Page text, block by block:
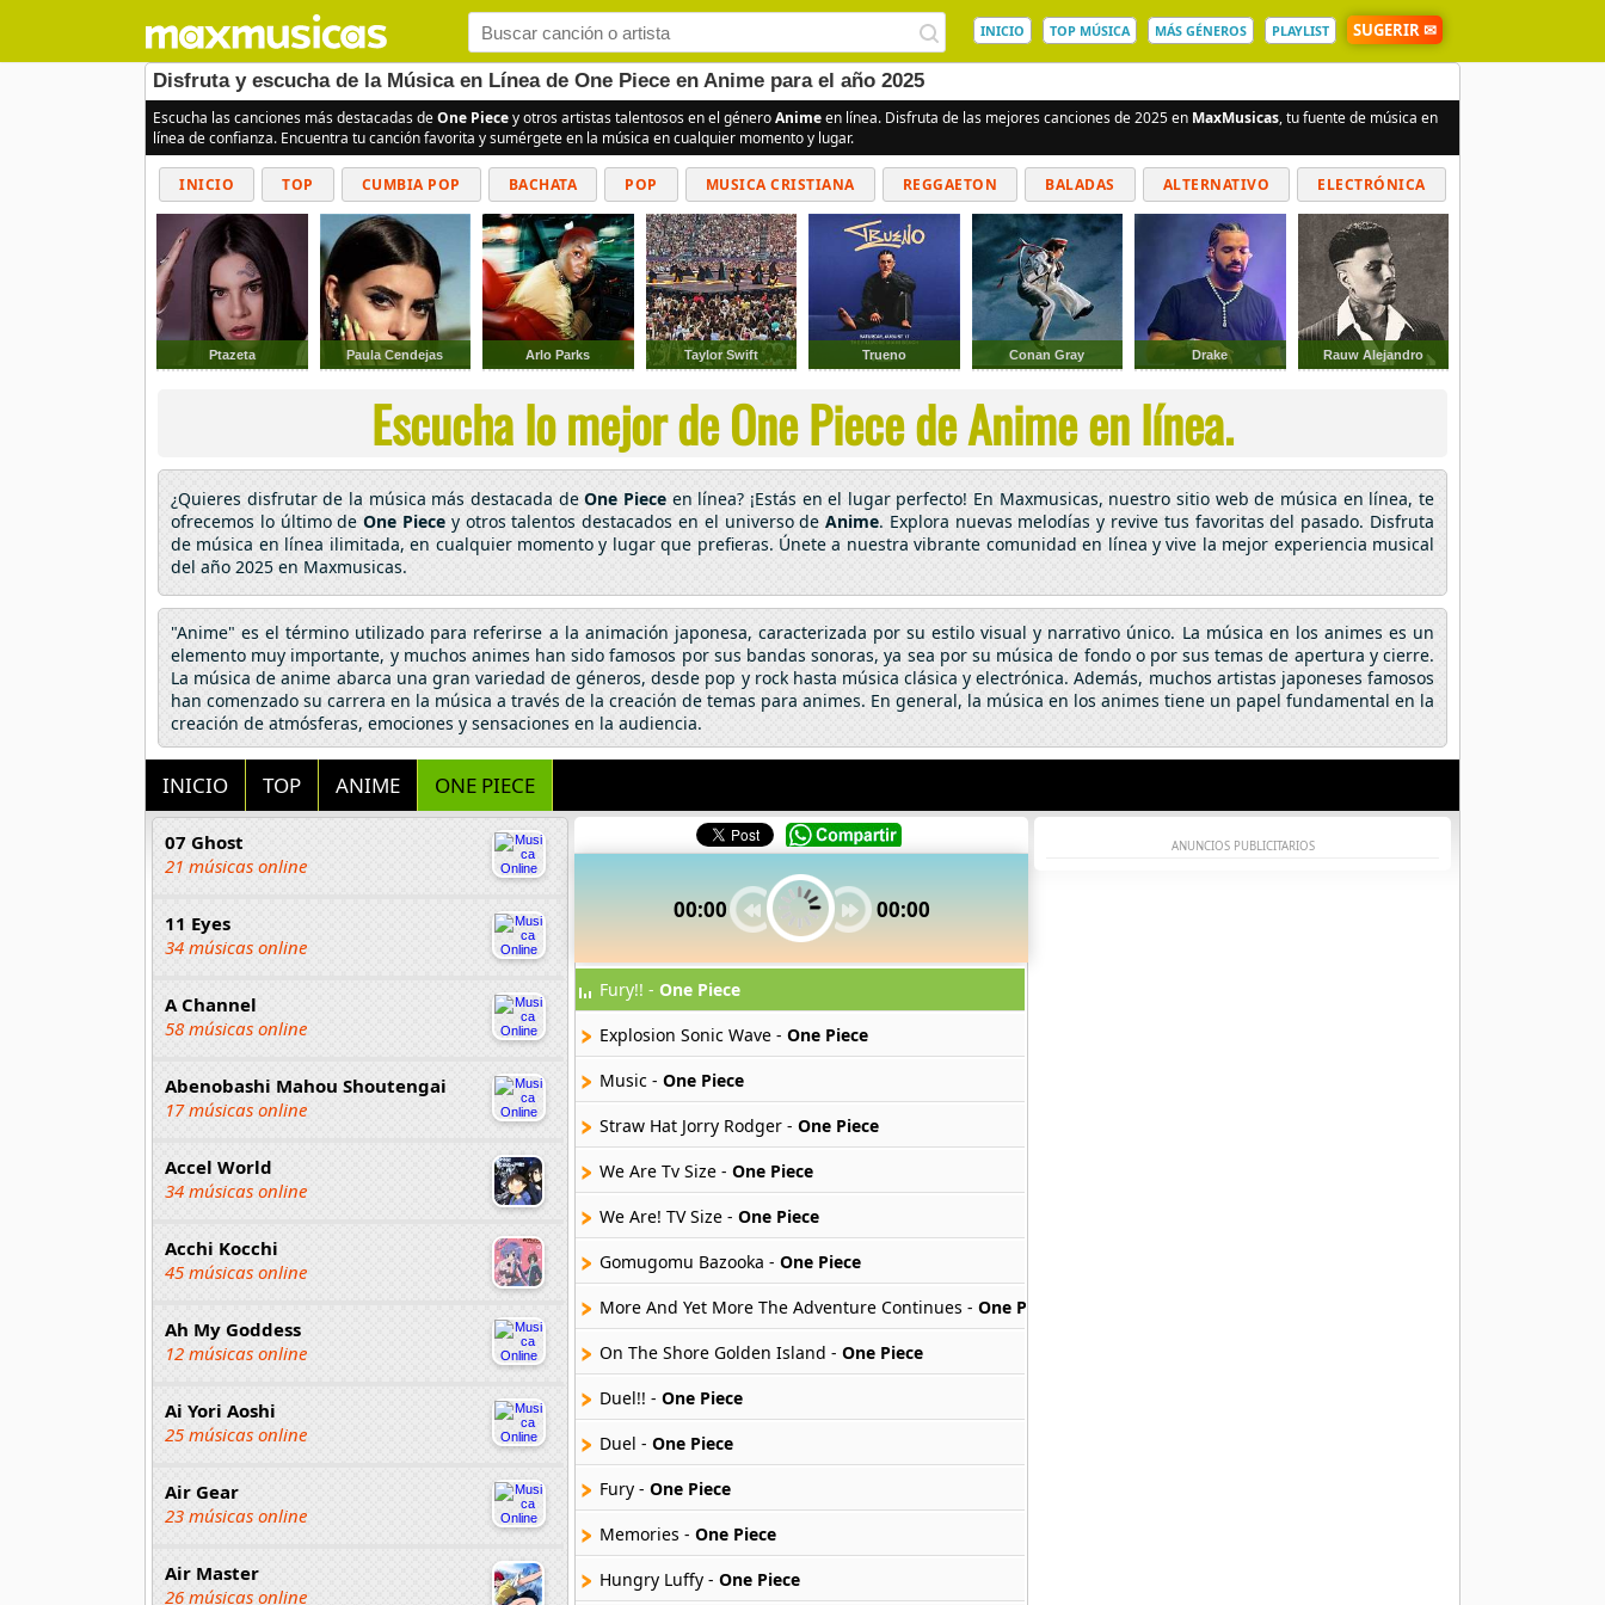
INICIO TOP MÚSICA MÁS GÉNEROS PLAYLIST SUGERIR ✉
Disfruta y escucha de la Música en Línea de One Piece en Anime para el año 2025
Escucha las canciones más destacadas deOne Piecey otros artistas talentosos en el géneroAnimeen línea. Disfruta de las mejores canciones de 2025 en MaxMusicas, tu fuente de música en
línea de confianza. Encuentra tu canción favorita y sumérgete en la música en cualquier momento y lugar.
INICIO TOP CUMBIA POP BACHATA POP MUSICA CRISTIANA REGGAETON BALADAS ALTERNATIVO ELECTRÓNICA
CUMBIAS
Ptazeta Paula Cendejas Arlo Parks Taylor Swift Trueno Conan Gray Drake Rauw Alejandro
Escucha lo mejor de One Piece de Anime en línea.
¿Quieres disfrutar de la música más destacada deOne Pieceen línea? ¡Estás en el lugar perfecto! En Maxmusicas, nuestro sitio web de música en línea, te
ofrecemos lo último deOne Piecey otros talentos destacados en el universo deAnime. Explora nuevas melodías y revive tus favoritas del pasado. Disfruta
de música en línea ilimitada, en cualquier momento y lugar que prefieras. Únete a nuestra vibrante comunidad en línea y vive la mejor experiencia musical
del año 2025 en Maxmusicas.
"Anime" es el término utilizado para referirse a la animación japonesa, caracterizada por su estilo visual y narrativo único. La música en los animes es un
elemento muy importante, y muchos animes han sido famosos por sus bandas sonoras, ya sea por su música de fondo o por sus temas de apertura y cierre.
La música de anime abarca una gran variedad de géneros, desde pop y rock hasta música clásica y electrónica. Además, muchos artistas japoneses famosos
han comenzado su carrera en la música a través de la creación de temas para animes. En general, la música en los animes tiene un papel fundamental en la
creación de atmósferas, emociones y sensaciones en la audiencia.
INICIO TOP ANIME ONE PIECE
07 Ghost
21 músicas online
11 Eyes
34 músicas online
A Channel
58 músicas online
Abenobashi Mahou Shoutengai
17 músicas online
Accel World
34 músicas online
Acchi Kocchi
45 músicas online
Ah My Goddess
12 músicas online
Ai Yori Aoshi
25 músicas online
Air Gear
23 músicas online
Air Master
26 músicas online
00:00 00:00
Fury!! - One Piece
Explosion Sonic Wave - One Piece
Music - One Piece
Straw Hat Jorry Rodger - One Piece
We Are Tv Size - One Piece
We Are! TV Size - One Piece
Gomugomu Bazooka - One Piece
More And Yet More The Adventure Continues - One Piece
On The Shore Golden Island - One Piece
Duel!! - One Piece
Duel - One Piece
Fury - One Piece
Memories - One Piece
Hungry Luffy - One Piece
ANUNCIOS PUBLICITARIOS